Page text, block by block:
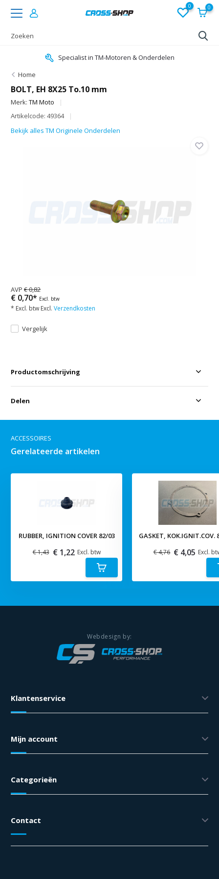
0 0
Specialist in TM-Motoren & Onderdelen
Home
BOLT, EH 8X25 To.10 mm
Merk:TM Moto
Artikelcode: 49364
Bekijk alles TM Originele Onderdelen
AVP€ 0,82
€ 0,70* Excl. btw
* Excl. btw Excl.Verzendkosten
Vergelijk
Productomschrijving
Delen
ACCESSOIRES
Gerelateerde artikelen
RUBBER, IGNITION COVER 82/03
€ 1,43 € 1,22 Excl. btw
GASKET, KOK.IGNIT.COV.
€ 4,76 € 4,05 Excl.
Klantenservice
Mijn account
Categorieën
Contact